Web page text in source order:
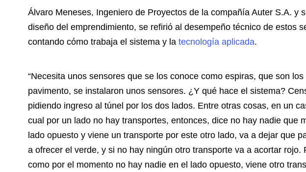
Álvaro Meneses, Ingeniero de Proyectos de la compañía Auter S.A. y
diseño del emprendimiento, se refirió al desempeño técnico de estos
contando cómo trabaja el sistema y la tecnología aplicada.
“Necesita unos sensores que se los conoce como espiras, que son
pavimento, se instalaron unos sensores. ¿Y qué hace el sistema?
pidiendo ingreso al túnel por los dos lados. Entre otras cosas, en un
cual por un lado no hay transportes, entonces, dice no hay nadie que
lado opuesto y viene un transporte por este otro lado, va a dejar que
a ofrecer el verde, y si no hay ningún otro transporte va a acortar rojo.
como por el momento no hay nadie en el lado opuesto, viene otro